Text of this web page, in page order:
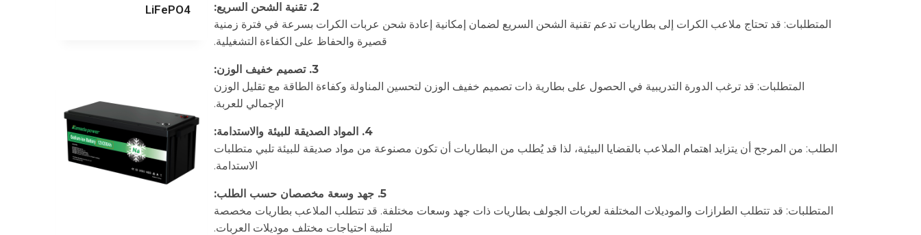
2. تقنية الشحن السريع:
المتطلبات: قد تحتاج ملاعب الكرات إلى بطاريات تدعم تقنية الشحن السريع لضمان إمكانية إعادة شحن عربات الكرات بسرعة في فترة زمنية
قصيرة والحفاظ على الكفاءة التشغيلية.
3. تصميم خفيف الوزن:
المتطلبات: قد ترغب الدورة التدريبية في الحصول على بطارية ذات تصميم خفيف الوزن لتحسين المناولة وكفاءة الطاقة مع تقليل الوزن
الإجمالي للعربة.
4. المواد الصديقة للبيئة والاستدامة:
الطلب: من المرجح أن يتزايد اهتمام الملاعب بالقضايا البيئية، لذا قد يُطلب من البطاريات أن تكون مصنوعة من مواد صديقة للبيئة تلبي متطلبات
الاستدامة.
5. جهد وسعة مخصصان حسب الطلب:
المتطلبات: قد تتطلب الطرازات والموديلات المختلفة لعربات الجولف بطاريات ذات جهد وسعات مختلفة. قد تتطلب الملاعب بطاريات مخصصة
لتلبية احتياجات مختلف موديلات العربات.
LiFePO4